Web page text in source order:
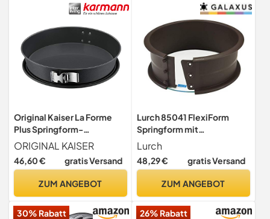
Kuchen und Torten
hohem Rand; Höhe 9 cm,
882041
Original Kaiser La Forme
Plus Springform-
Backblech konisch 30 cm,
SafeClick-Verschluss,
runde Backform
Emailleboden,
ORIGINAL KAISER
46,60 € gratis Versand
ZUM ANGEBOT
Lurch 85041 FlexiForm
Springform mit
Glasboden/Backform aus
100% BPA-freiem Platin
Silikon (Ø 20 cm, Höhe 8
Lurch
48,29 € gratis Versand
ZUM ANGEBOT
30% Rabatt 26% Rabatt